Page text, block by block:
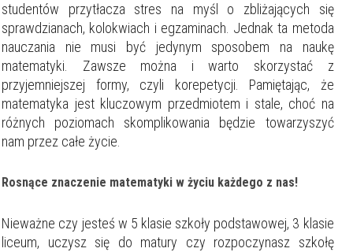
studentów przytłacza stres na myśl o zbliżających się
sprawdzianach, kolokwiach i egzaminach. Jednak ta metoda
nauczania nie musi być jedynym sposobem na naukę
matematyki. Zawsze można i warto skorzystać z
przyjemniejszej formy, czyli korepetycji. Pamiętając, że
matematyka jest kluczowym przedmiotem i stale, choć na
różnych poziomach skomplikowania będzie towarzyszyć
nam przez całe życie.
Rosnące znaczenie matematyki w życiu każdego z nas!
Nieważne czy jesteś w 5 klasie szkoły podstawowej, 3 klasie
liceum, uczysz się do matury czy rozpoczynasz szkołę